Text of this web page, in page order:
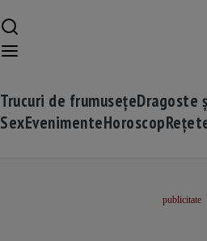
Trucuri de frumusețeDragoste
SexEvenimenteHoroscop